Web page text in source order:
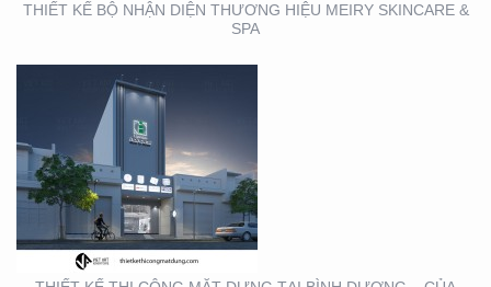
THIẾT KẾ BỘ NHẬN DIỆN THƯƠNG HIỆU MEIRY SKINCARE &
SPA
THIẾT KẾ THI CÔNG
BẢNG HIỆU QUẬN 1